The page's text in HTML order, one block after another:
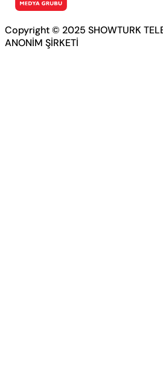
Copyright © 2025 SHOWTURK
ANONİM ŞİRKETİ